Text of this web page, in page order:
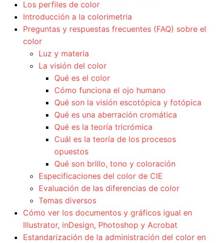
Los perfiles de color
Introducción a la colorimetria
Preguntas y respuestas frecuentes (FAQ) sobre el
color
Luz y materia
La visión del color
Qué es el color
Cómo funciona el ojo humano
Qué son la visión escotópica y fotópica
Qué es una aberración cromática
Qué es la teoría tricrómica
Cuál es la teoría de los procesos
opuestos
Qué son brillo, tono y coloración
Especificaciones del color de CIE
Evaluación de las diferencias de color
Temas diversos
Cómo ver los documentos y gráficos igual en
Illustrator, inDesign, Photoshop y Acrobat
Estandarización de la administración del color en